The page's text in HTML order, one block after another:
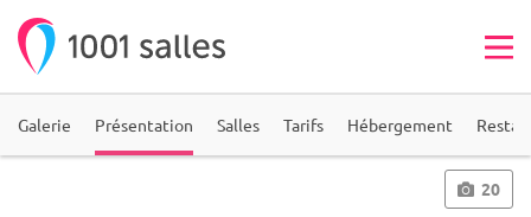
Galerie Présentation Salles Tarifs Hébergement
20